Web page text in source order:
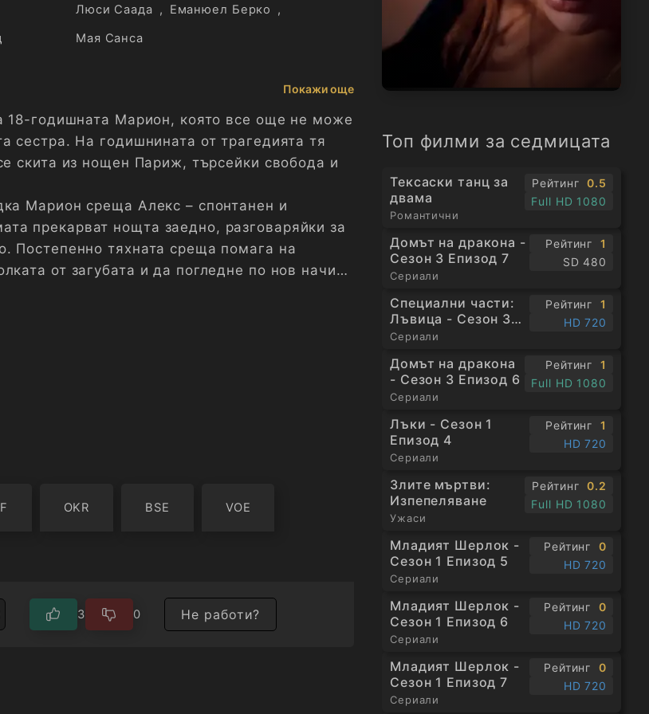
Топ филми за седмицата
Тексаски танц за
двама
Романтични
Рейтинг
0.5
Full HD 1080
Домът на дракона -
Сезон 3 Епизод 7
Сериали
Рейтинг
1
SD 480
Специални части:
Лъвица - Сезон 3
Епизод 1
Сериали
Рейтинг
1
HD 720
Домът на дракона
- Сезон 3 Епизод 6
Сериали
Рейтинг
1
Full HD 1080
Лъки - Сезон 1
Епизод 4
Сериали
Рейтинг
1
HD 720
Злите мъртви:
Изпепеляване
Ужаси
Рейтинг
0.2
Full HD 1080
Младият Шерлок -
Сезон 1 Епизод 5
Сериали
Рейтинг
0
HD 720
Младият Шерлок -
Сезон 1 Епизод 6
Сериали
Рейтинг
0
HD 720
Младият Шерлок -
Сезон 1 Епизод 7
Сериали
Рейтинг
0
HD 720
Люси Саада , Еманюел Берко
,
Мая Санса
Покажи още
18-годишната Марион, която все още не може
сестра. На годишнината от трагедията тя
скита из нощен Париж, търсейки свобода и
Марион среща Алекс – спонтанен и
прекарват нощта заедно, разговаряйки за
Постепенно тяхната среща помага на
от загубата и да погледне по нов начин
OKR BSE VOE
3 0 Не работи?